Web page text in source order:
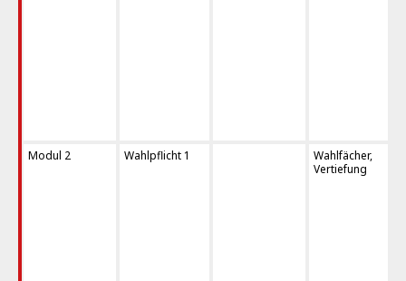
Modul 2 Wahlpflicht 1
Wahlfächer,
Vertiefung